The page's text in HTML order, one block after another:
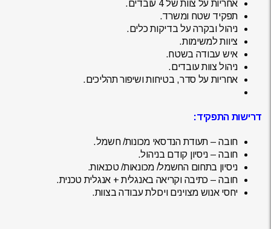
אחריות על צוות של 4 עובדים.
תפקיד שטח ומשרד.
ניהול ובקרה על בדיקות כלים.
ציוות למשימות.
איש עבודה בשטח.
ניהול צוות עובדים.
אחריות על סדר, בטיחות ושיפור תהליכים.
דרישות התפקיד:
חובה – תעודת הנדסאי מכונות/ חשמל.
חובה – ניסיון קודם בניהול.
ניסיון בתחום החשמל/ מכונאות/ טכנאות.
חובה – כתיבה וקריאה באנגלית + אנגלית טכנית.
יחסי אנוש מצוינים ויכולת עבודה בצוות.